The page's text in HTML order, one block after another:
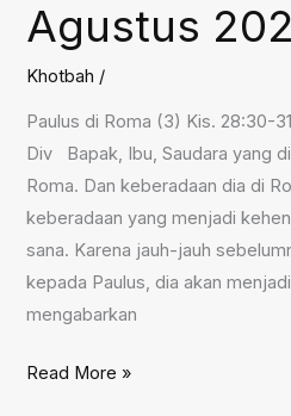
Agustus
2024
Agustus
Khotbah /
Paulus di Roma (3) Kis. 28:30-
Div Bapak, Ibu, Saudara yang
Roma. Dan keberadaan dia di
keberadaan yang menjadi
sana. Karena jauh-jauh
kepada Paulus, dia akan
mengabarkan
Paulus
Read More »